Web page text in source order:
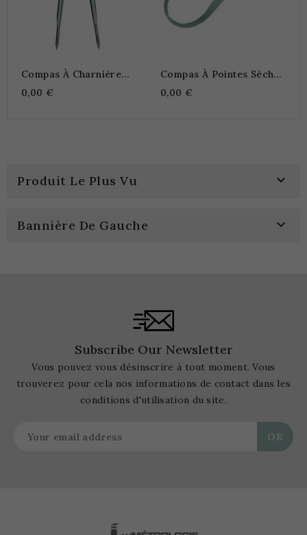
Compas À Charnière
Acier 1/4 Cercle À
Blocage
0,00 €
Compas À Pointes Sèches
À Ressort
0,00 €
Produit Le Plus Vu 
Bannière De Gauche 
Subscribe Our Newsletter
Vous pouvez vous désinscrire à tout moment. Vous
trouverez pour cela nos informations de contact dans les
conditions d'utilisation du site.